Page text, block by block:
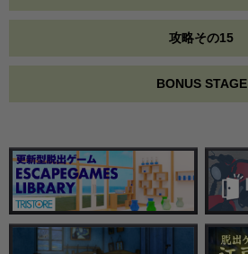
攻略その15
BONUS STAGE